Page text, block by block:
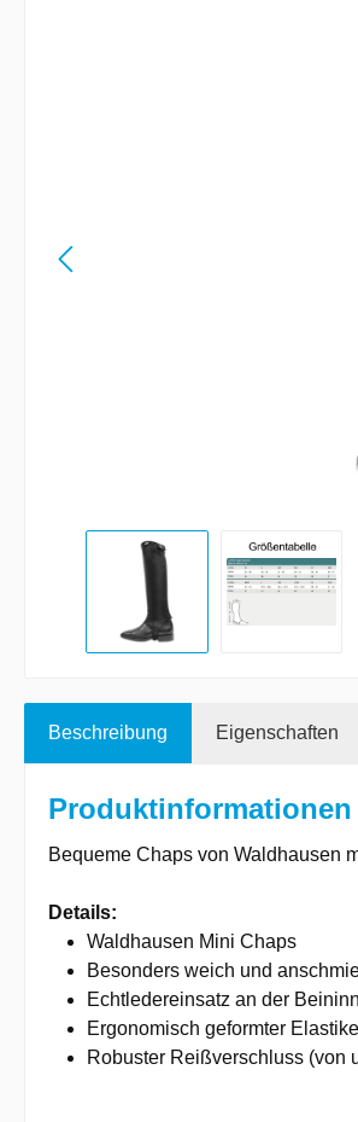
Beschreibung Eigenschaften
Bequeme Chaps von Waldhausen
Details:
Waldhausen Mini Chaps
Besonders weich und
Echtledereinsatz an der
Ergonomisch geformter
Robuster Reißverschluss (von